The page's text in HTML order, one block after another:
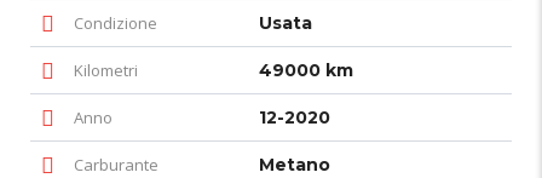
Condizione Usata
Kilometri 49000 km
Anno 12-2020
Carburante Metano